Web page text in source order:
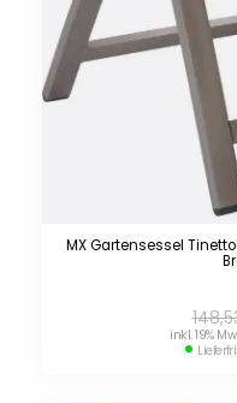
MX Gartensessel
inkl. 19%